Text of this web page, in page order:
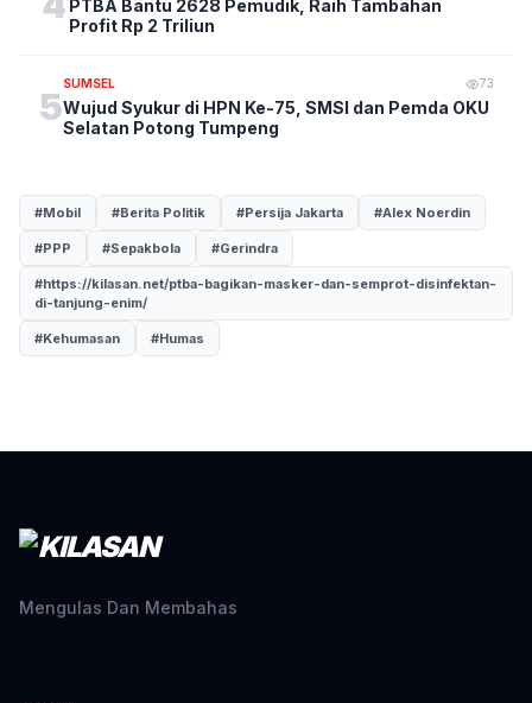
PTBA Bantu 2628 Pemudik, Raih Tambahan
Profit Rp 2 Triliun
5
SUMSEL 73
Wujud Syukur di HPN Ke-75, SMSI dan Pemda OKU
Selatan Potong Tumpeng
#Mobil #Berita Politik #Persija Jakarta #Alex Noerdin
#PPP #Sepakbola #Gerindra
#https://kilasan.net/ptba-bagikan-masker-dan-semprot-disinfektan-
di-tanjung-enim/
#Kehumasan #Humas
Mengulas Dan Membahas